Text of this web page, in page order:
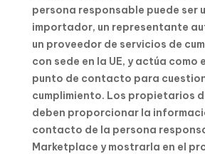
persona responsable puede ser
importador, un representante
un proveedor de servicios de
con sede en la UE, y actúa como
punto de contacto para
cumplimiento. Los propietarios
deben proporcionar la
contacto de la persona
Marketplace y mostrarla en el